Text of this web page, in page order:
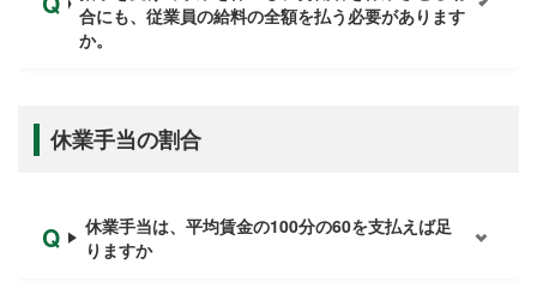
合にも、従業員の給料の全額を払う必要があります
か。
休業手当の割合
休業手当は、平均賃金の100分の60を支払えば足
りますか